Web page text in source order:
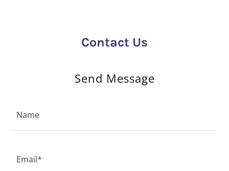
Contact Us
Send Message
Name
Email*